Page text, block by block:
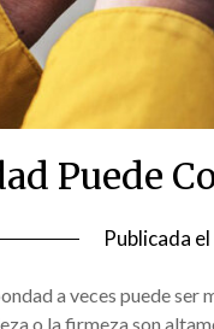
Puede
Publicada el
a veces puede
o la firmeza son